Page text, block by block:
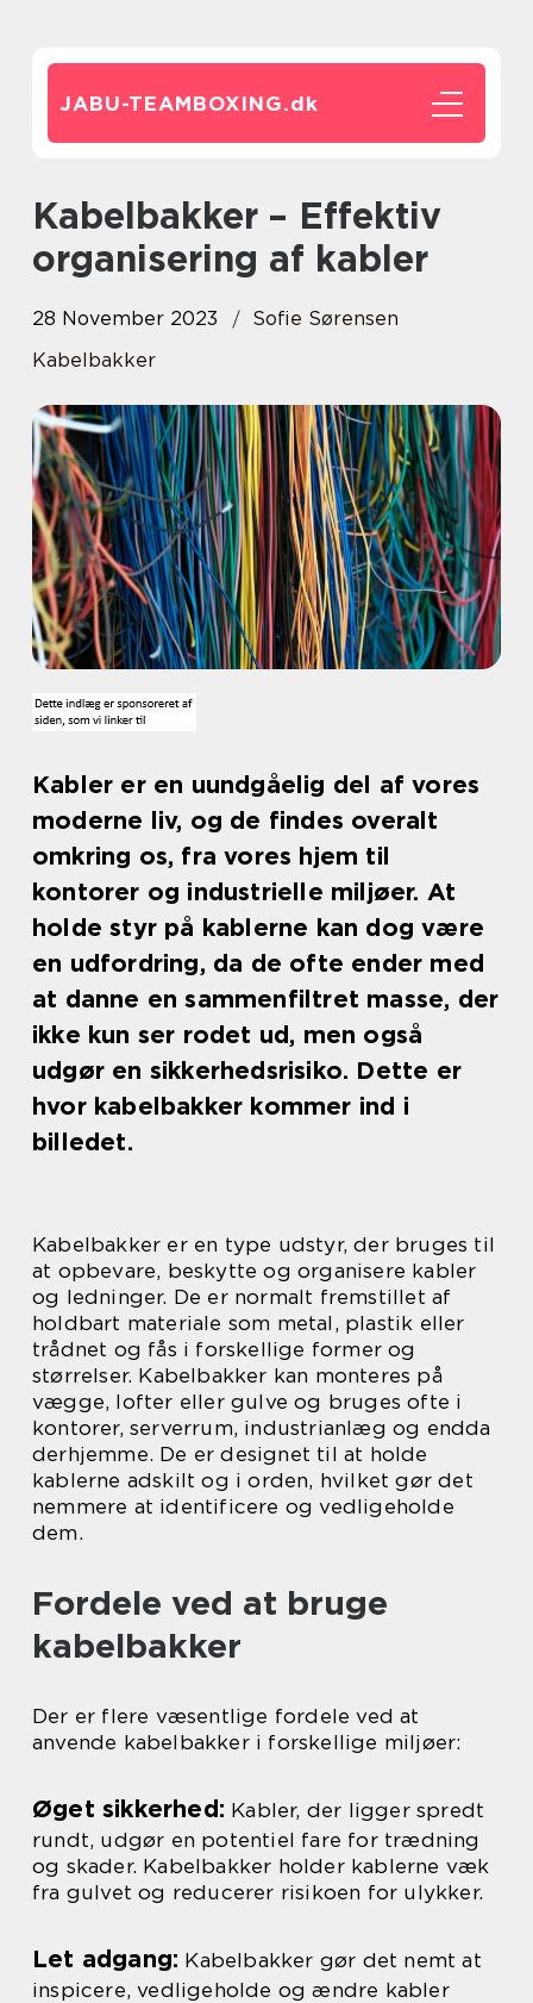
JABU-TEAMBOXING.dk
Kabelbakker – Effektiv
organisering af kabler
28 November 2023
Sofie Sørensen
Kabelbakker
Kabler er en uundgåelig del af vores
moderne liv, og de findes overalt
omkring os, fra vores hjem til
kontorer og industrielle miljøer. At
holde styr på kablerne kan dog være
en udfordring, da de ofte ender med
at danne en sammenfiltret masse, der
ikke kun ser rodet ud, men også
udgør en sikkerhedsrisiko. Dette er
hvor kabelbakker kommer ind i
billedet.
Kabelbakker er en type udstyr, der bruges til
at opbevare, beskytte og organisere kabler
og ledninger. De er normalt fremstillet af
holdbart materiale som metal, plastik eller
trådnet og fås i forskellige former og
størrelser. Kabelbakker kan monteres på
vægge, lofter eller gulve og bruges ofte i
kontorer, serverrum, industrianlæg og endda
derhjemme. De er designet til at holde
kablerne adskilt og i orden, hvilket gør det
nemmere at identificere og vedligeholde
dem.
Fordele ved at bruge
kabelbakker
Der er flere væsentlige fordele ved at
anvende kabelbakker i forskellige miljøer:
Øget sikkerhed: Kabler, der ligger spredt
rundt, udgør en potentiel fare for trædning
og skader. Kabelbakker holder kablerne væk
fra gulvet og reducerer risikoen for ulykker.
Let adgang: Kabelbakker gør det nemt at
inspicere, vedligeholde og ændre kabler